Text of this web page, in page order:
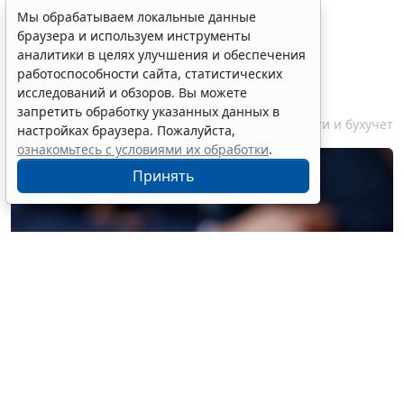
Финансовый порог для
обязательного аудита
некоммерческих фондов
увеличили
7 августа 2026 17:36 Налоги и бухучет
Мы обрабатываем локальные данные
браузера и используем инструменты
аналитики в целях улучшения и обеспечения
работоспособности сайта, статистических
исследований и обзоров. Вы можете
запретить обработку указанных данных в
настройках браузера. Пожалуйста,
ознакомьтесь с условиями их обработки.
Принять